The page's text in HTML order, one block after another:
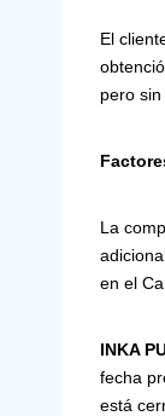
El
pero
La
en el
INKA
fecha
está